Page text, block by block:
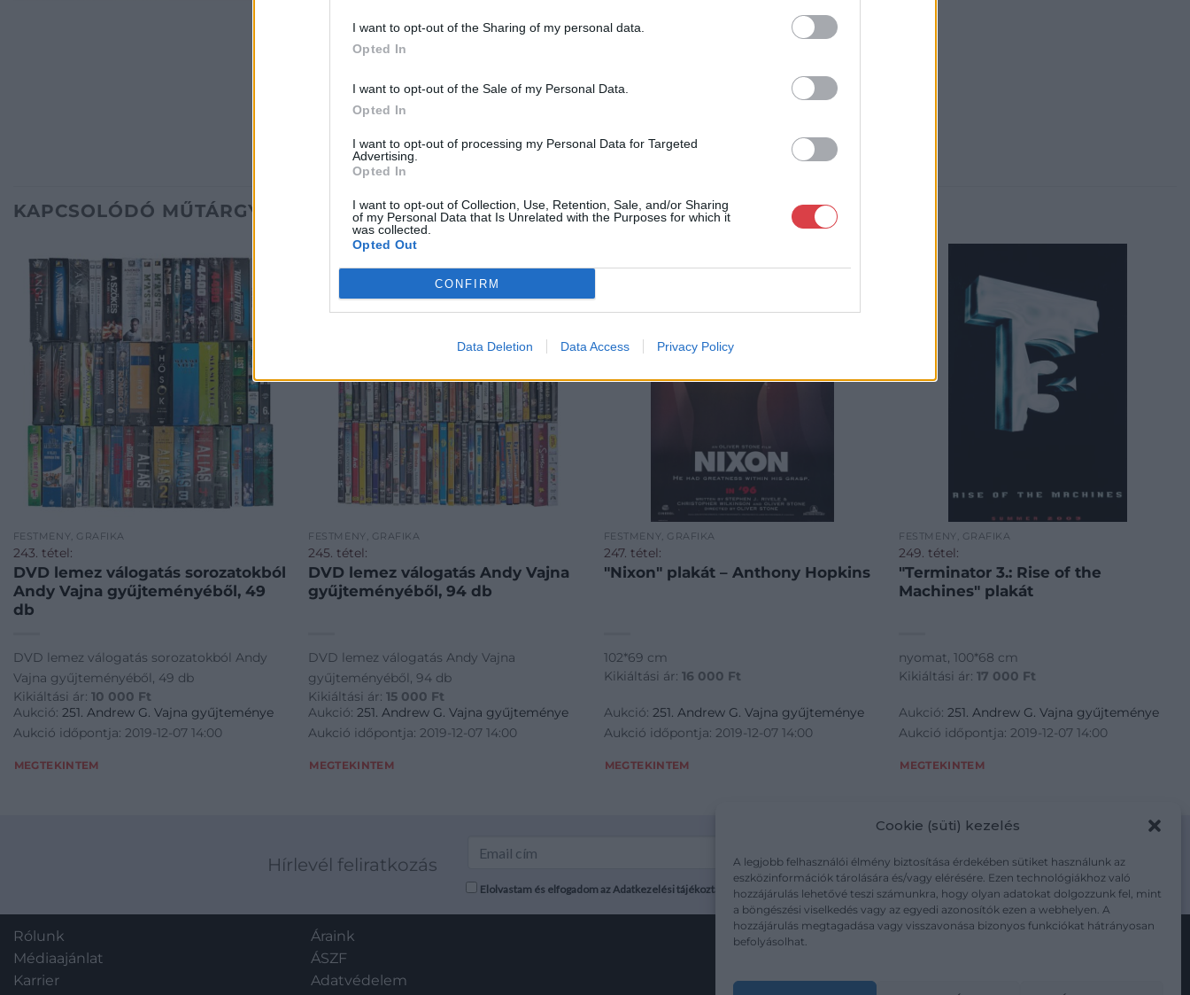
I want to opt-out of the Sharing of my personal data.
Opted In
I want to opt-out of the Sale of my Personal Data.
Opted In
I want to opt-out of processing my Personal Data for Targeted
Advertising.
Opted In
I want to opt-out of Collection, Use, Retention, Sale, and/or Sharing
of my Personal Data that Is Unrelated with the Purposes for which it
was collected.
Opted Out
CONFIRM
Data Deletion Data Access Privacy Policy
Cookie (süti) kezelés
A legjobb felhasználói élmény biztosítása érdekében sütiket használunk az
eszközinformációk tárolására és/vagy elérésére. Ezen technológiákhoz való
hozzájárulás lehetővé teszi számunkra, hogy olyan adatokat dolgozzunk fel, mint
a böngészési viselkedés vagy az egyedi azonosítók ezen a webhelyen. A
hozzájárulás megtagadása vagy visszavonása bizonyos funkciókat hátrányosan
befolyásolhat.
KAPCSOLÓDÓ MŰTÁRGYAK
FESTMÉNY, GRAFIKA
243. tétel:
DVD lemez válogatás sorozatokból
Andy Vajna gyűjteményéből, 49
db
DVD lemez válogatás sorozatokból Andy
Vajna gyűjteményéből, 49 db
Kikiáltási ár: 10 000 Ft
Aukció: 251. Andrew G. Vajna gyűjteménye
Aukció időpontja: 2019-12-07 14:00
MEGTEKINTEM
FESTMÉNY, GRAFIKA
245. tétel:
DVD lemez válogatás Andy Vajna
gyűjteményéből, 94 db
DVD lemez válogatás Andy Vajna
gyűjteményéből, 94 db
Kikiáltási ár:15 000 Ft
Aukció:251. Andrew G. Vajna gyűjteménye
Aukció időpontja: 2019-12-07 14:00
MEGTEKINTEM
FESTMÉNY, GRAFIKA
247. tétel:
"Nixon" plakát – Anthony Hopkins
102*69 cm
Kikiáltási ár: 16 000 Ft
Aukció: 251. Andrew G. Vajna gyűjteménye
Aukció időpontja: 2019-12-07 14:00
MEGTEKINTEM
FESTMÉNY, GRAFIKA
249. tétel:
"Terminator 3.: Rise of the
Machines" plakát
nyomat, 100*68 cm
Kikiáltási ár:17 000 Ft
Aukció:251. Andrew G. Vajna gyűjteménye
Aukció időpontja: 2019-12-07 14:00
MEGTEKINTEM
Hírlevél feliratkozás
Elolvastam és elfogadom az Adatkezelési tájékoztatót: mutargy.com/adatkezelesi-tajekoztato/
Rólunk
Médiaajánlat
Karrier
Áraink
ÁSZF
Adatvédelem